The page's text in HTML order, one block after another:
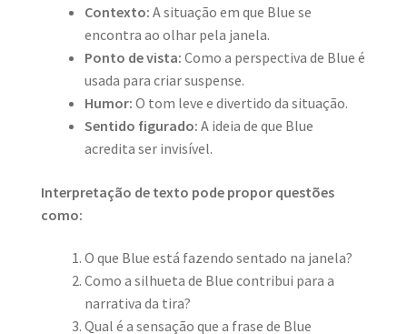
Contexto: A situação em que Blue se
encontra ao olhar pela janela.
Ponto de vista: Como a perspectiva de Blue é
usada para criar suspense.
Humor: O tom leve e divertido da situação.
Sentido figurado: A ideia de que Blue
acredita ser invisível.
Interpretação de texto pode propor questões
como:
O que Blue está fazendo sentado na janela?
Como a silhueta de Blue contribui para a
narrativa da tira?
Qual é a sensação que a frase de Blue